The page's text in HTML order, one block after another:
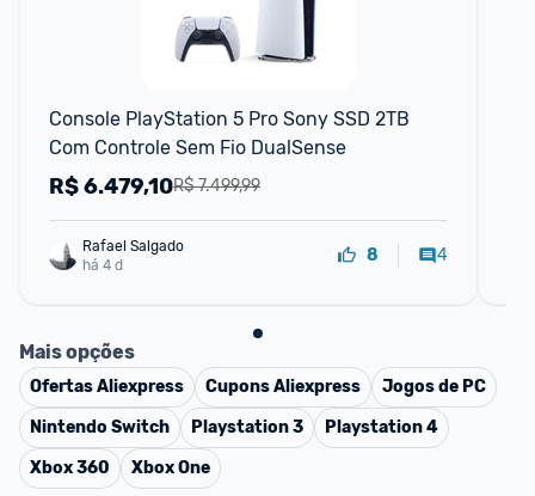
Console PlayStation 5 Pro Sony SSD 2TB
Com Controle Sem Fio DualSense
R$ 7.499,99
R$6.479,10
Rafael Salgado
há 4 d
8 4
Mais opções
OfertasAliexpress CuponsAliexpress
Jogos de PC
Nintendo Switch
Playstation 3
Playstation 4
Xbox 360
Xbox One